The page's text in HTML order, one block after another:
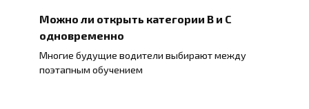
Можно ли открыть категории B и C
одновременно
Многие будущие водители выбирают между
поэтапным обучением